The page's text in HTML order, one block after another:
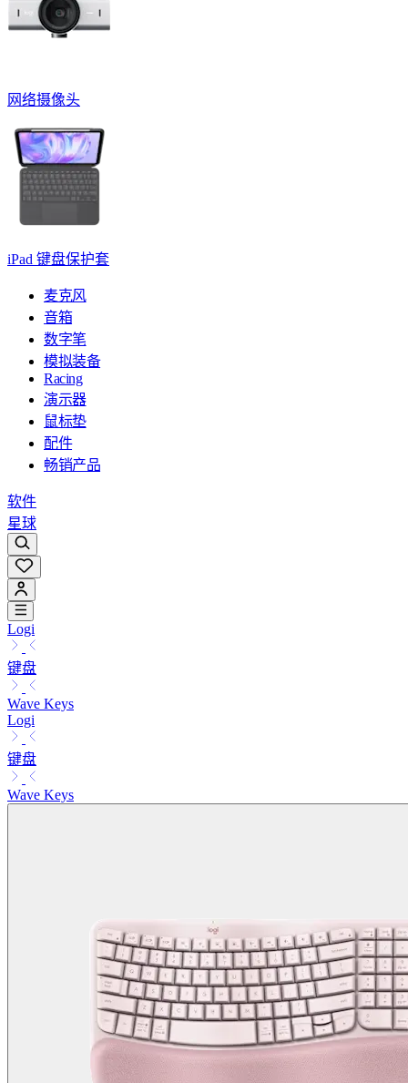
网络摄像头
iPad 键盘保护套
麦克风
音箱
数字笔
模拟装备
Racing
演示器
鼠标垫
配件
畅销产品
软件
星球
Logi
键盘
Wave Keys
Logi
键盘
Wave Keys